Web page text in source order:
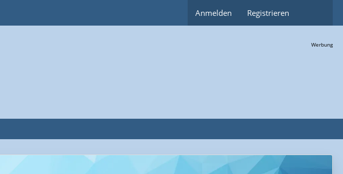
Anmelden Registrieren
Werbung